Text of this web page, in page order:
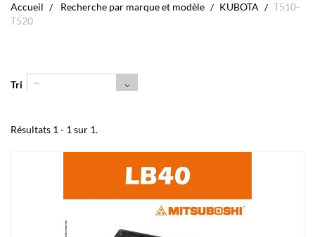
Accueil Recherche par marque et modèle KUBOTA
T510-
T520
Tri --
Résultats 1 - 1 sur 1.